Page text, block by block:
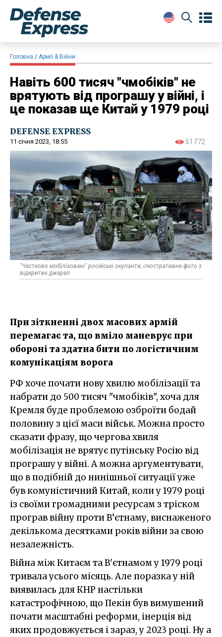
Головна Армії & Війни
Навіть 600 тисяч "чмобіків" не
врятують від програшу у війні, і
це показав ще Китай у 1979 році
DEFENSE EXPRESS
11 січня 2023, 18:55 51772
"Частково мобілізовані" російські окупанти, ілюстративне фото з
відкритих джерел
При зіткненні двох масових армій
перемагає та, що вміло маневрує при
обороні та здатна бити по логістичним
комунікаціям ворога
РФ хоче почати нову хвилю мобілізації та
набрати до 500 тисяч "чмобіків", хоча для
Кремля буде проблемою озброїти бодай
половину з цієї маси військ. Можна просто
сказати фразу, що чергова хвиля
мобілізація не врятує путінську Росію від
програшу у війні. А можна аргументувати,
що в подібній до нинішньої ситуації уже
був комуністичний Китай, коли у 1979 році
із своїми громадними ресурсам з тріском
програв війну проти В’єтнаму, виснаженого
декількома десятками років війни за свою
незалежність.
Війна між Китаєм та В'єтнамом у 1979 році
тривала усього місяць. Але поразка у ній
виявилась для КНР настільки
катастрофічною, що Пекін був вимушений
почати масштабні реформи, інерція від
яких продовжується і зараз, у 2023 році. Ну а